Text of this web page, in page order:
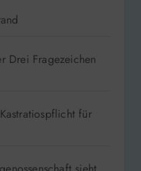
Drei Fragezeichen
für